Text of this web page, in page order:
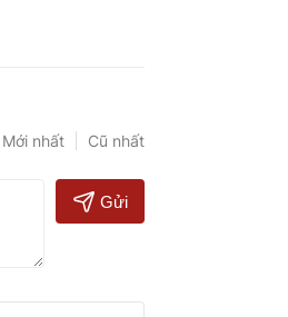
Mới nhất Cũ nhất
Gửi